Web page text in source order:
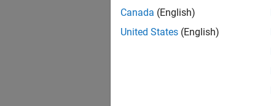
Canada (English)
United States (English)